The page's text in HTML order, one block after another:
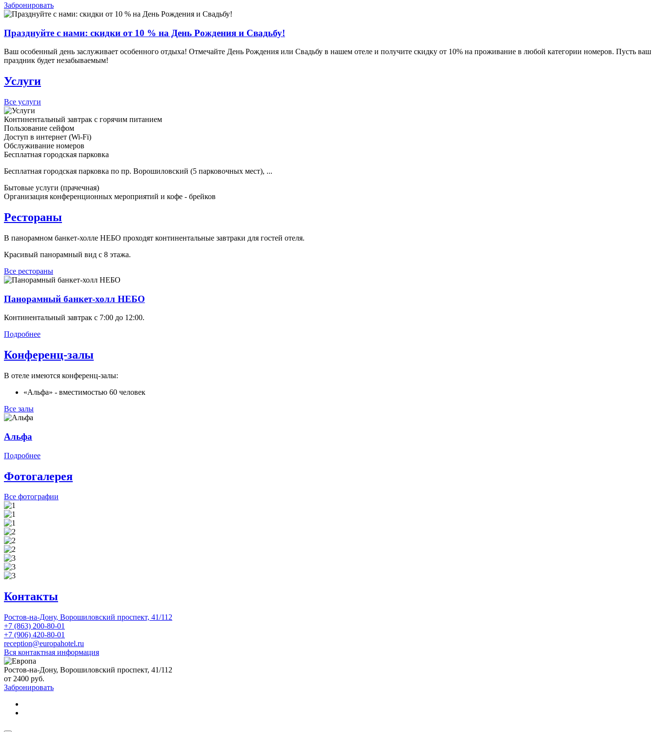
Забронировать
Празднуйте с нами: скидки от 10 % на День Рождения и Свадьбу!
Ваш особенный день заслуживает особенного отдыха! Отмечайте День Рождения или Свадьбу в нашем отеле и получите скидку от 10% на проживание в любой категории номеров. Пусть ваш
праздник будет незабываемым!
Услуги
Все услуги
Континентальный завтрак с горячим питанием
Пользование сейфом
Доступ в интернет (Wi-Fi)
Обслуживание номеров
Бесплатная городская парковка
Бесплатная городская парковка по пр. Ворошиловский (5 парковочных мест), ...
Бытовые услуги (прачечная)
Организация конференционных мероприятий и кофе - брейков
Рестораны
В панорамном банкет-холле НЕБО проходят континентальные завтраки для гостей отеля.
Красивый панорамный вид с 8 этажа.
Все рестораны
Панорамный банкет-холл НЕБО
Континентальный завтрак с 7:00 до 12:00.
Подробнее
Конференц-залы
В отеле имеются конференц-залы:
«Альфа» - вместимостью 60 человек
Все залы
Альфа
Подробнее
Фотогалерея
Все фотографии
Контакты
Ростов-на-Дону, Ворошиловский проспект, 41/112
+7 (863) 200-80-01
+7 (906) 420-80-01
reception@europahotel.ru
Вся контактная информация
Ростов-на-Дону, Ворошиловский проспект, 41/112
от 2400 руб.
Забронировать